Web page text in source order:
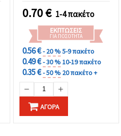
0.70€ 1-4 πακέτο
ΕΚΠΤΏΣΕΙΣ
ΓΙΑ ΠΟΣΌΤΗΤΑ
0.56 €- 20 %5-9 πακέτο
0.49 €- 30 %10-19 πακέτο
0.35 €- 50 % 20 πακέτο +
ΑΓΟΡΆ